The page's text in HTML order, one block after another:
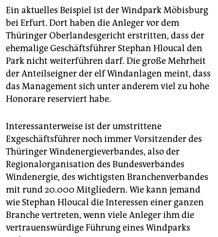
Ein aktuelles Beispiel ist der Windpark Möbisburg
bei Erfurt. Dort haben die Anleger vor dem
Thüringer Oberlandesgericht erstritten, dass der
ehemalige Geschäftsführer Stephan Hloucal den
Park nicht weiterführen darf. Die große Mehrheit
der Anteilseigner der elf Windanlagen meint, dass
das Management sich unter anderem viel zu hohe
Honorare reserviert habe.
Interessanterweise ist der umstrittene
Exgeschäftsführer noch immer Vorsitzender des
Thüringer Windenergieverbandes, also der
Regionalorganisation des Bundesverbandes
Windenergie, des wichtigsten Branchenverbandes
mit rund 20.000 Mitgliedern. Wie kann jemand
wie Stephan Hloucal die Interessen einer ganzen
Branche vertreten, wenn viele Anleger ihm die
vertrauenswürdige Führung eines Windparks